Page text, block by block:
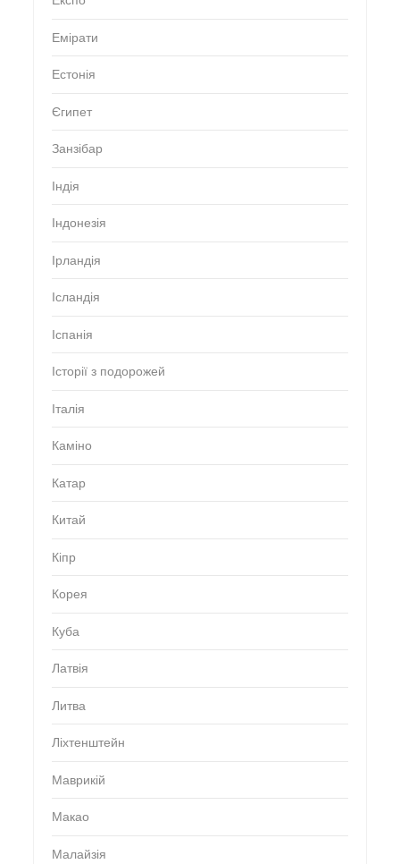
Емірати
Естонія
Єгипет
Занзібар
Індія
Індонезія
Ірландія
Ісландія
Іспанія
Історії з подорожей
Італія
Каміно
Катар
Китай
Кіпр
Корея
Куба
Латвія
Литва
Ліхтенштейн
Маврикій
Макао
Малайзія